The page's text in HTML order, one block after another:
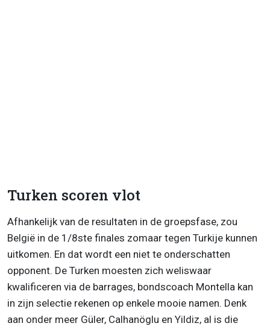
Turken scoren vlot
Afhankelijk van de resultaten in de groepsfase, zou
België in de 1/8ste finales zomaar tegen Turkije kunnen
uitkomen. En dat wordt een niet te onderschatten
opponent. De Turken moesten zich weliswaar
kwalificeren via de barrages, bondscoach Montella kan
in zijn selectie rekenen op enkele mooie namen. Denk
aan onder meer Güler, Calhanöglu en Yildiz, al is die